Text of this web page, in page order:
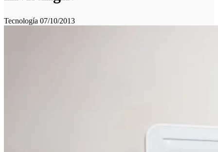
Tecnología 07/10/2013